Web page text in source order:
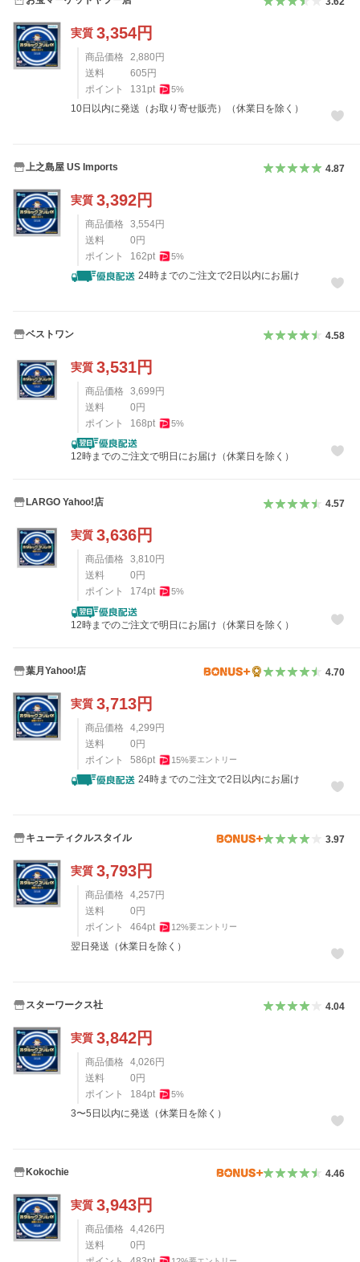
実質 3,354円
商品価格 2,880円
送料
605円
ポイント
131 pt 5%
10日以内に発送（お取り寄せ販売）（休業日を除く）
上之島屋 US Imports 4.87
実質 3,392円
商品価格 3,554円
送料
0円
ポイント
162pt 5%
24時までのご注文で2日以内にお届け
ベストワン 4.58
実質 3,531円
商品価格 3,699円
送料
0円
ポイント
168pt 5%
12時までのご注文で明日にお届け（休業日を除く）
LARGO Yahoo!店 4.57
実質 3,636円
商品価格 3,810 円
送料
0 円
ポイント
174pt 5%
12時までのご注文で明日にお届け（休業日を除く）
葉月Yahoo!店 4.70
実質 3,713円
商品価格 4,299円
送料
0円
ポイント
586pt 15%要エントリー
24時までのご注文で2日以内にお届け
キューティクルスタイル 3.97
実質 3,793円
商品価格 4,257円
送料
0円
ポイント
464pt 12%要エントリー
翌日発送（休業日を除く）
スターワークス社 4.04
実質 3,842円
商品価格 4,026円
送料
0円
ポイント
184pt 5%
3〜5日以内に発送（休業日を除く）
Kokochie 4.46
実質 3,943円
商品価格 4,426円
送料
0円